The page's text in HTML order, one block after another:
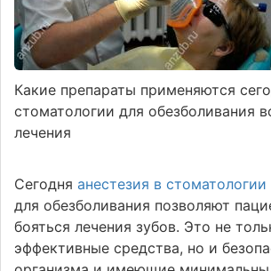
Какие препараты применяются
стоматологии для обезболивания
лечения
Сегодняанестезия в
для обезболивания позволяют
бояться лечения зубов. Это не
эффективные средства, но и